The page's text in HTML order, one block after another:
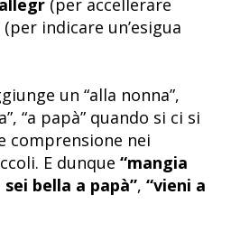
(per accellerare
(per indicare un’esigua
un “alla nonna”,
“a papà” quando si ci si
comprensione nei
E dunque “mangia
sei bella a papà”, “vieni a